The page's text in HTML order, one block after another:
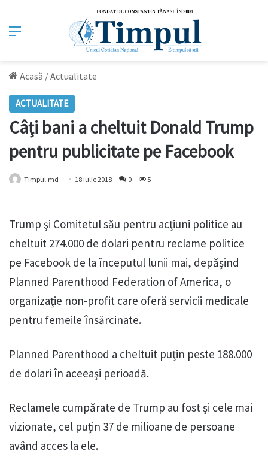
Meniu
Acasă /Actualitate
ACTUALITATE
Câți bani a cheltuit Donald Trump
pentru publicitate pe Facebook
Timpul.md 18 iulie 2018 0 5
Trump şi Comitetul său pentru acţiuni politice au
cheltuit 274.000 de dolari pentru reclame politice
pe Facebook de la începutul lunii mai, depăşind
Planned Parenthood Federation of America, o
organizaţie non-profit care oferă servicii medicale
pentru femeile însărcinate.
Planned Parenthood a cheltuit puţin peste 188.000
de dolari în aceeaşi perioadă.
Reclamele cumpărate de Trump au fost şi cele mai
vizionate, cel puţin 37 de milioane de persoane
având acces la ele.